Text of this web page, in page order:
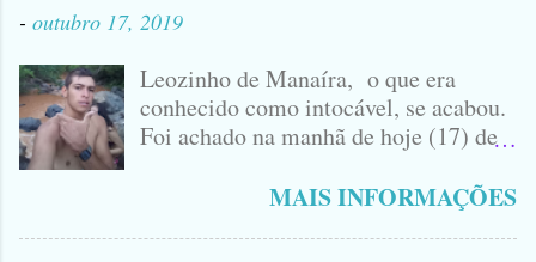
- outubro 17, 2019
Leozinho de Manaíra, o que era
conhecido como intocável, se acabou.
Foi achado na manhã de hoje (17) de
no Sertão da Paraíba, o Lendário
MAIS INFORMAÇÕES